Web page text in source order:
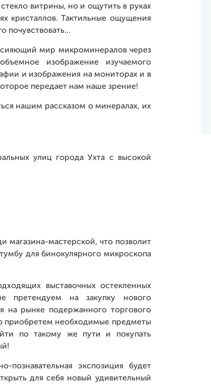
витрины, но и ощутить в руках
кристаллов. Тактильные ощущения
почувствовать…
мир микроминералов через
изображение изучаемого
и изображения на мониторах и в
передает нам наше зрение!
нашим рассказом о минералах, их
улиц города Ухта с высокой
магазина-мастерской, что позволит
для бинокулярного микроскопа
выставочных остекленных
претендуем на закупку нового
на рынке подержанного торгового
приобретем необходимые предметы
по такому же пути и покупать
экспозиция будет
для себя новый удивительный